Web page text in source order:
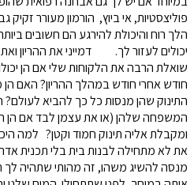
הלך רוח והיכולת להירגע הם חשובים
יכולים לעזור לך. דמייני את ההריון
שואלת הרבה את הלקוחות שלי אם הן
חודש אחרי חודש במהלך ההריון? האם
התינוק שהן מנסות כל כך להביא לעולם?
המשפחה שלהן (או את עצמן לבד אם הן
ומקבלת אליה תינוק חמוד וקטן? למה
את לא מתחילה לבנות בית בלי תכנית
מנסה להשיג משהו, זה מהותי שתהיה